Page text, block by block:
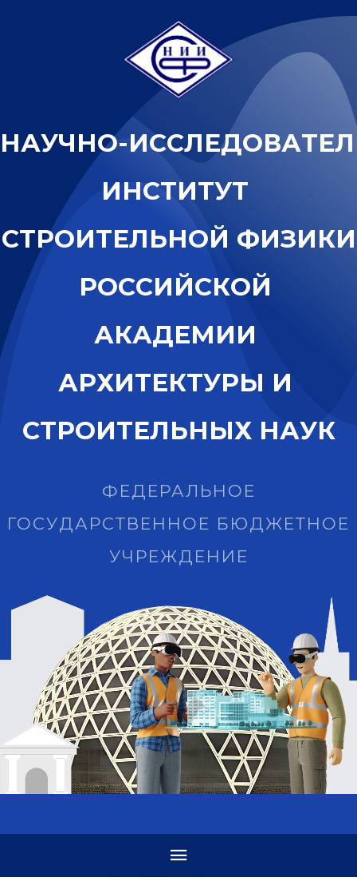
НАУЧНО-ИССЛЕДОВАТЕЛ
ИНСТИТУТ
СТРОИТЕЛЬНОЙ ФИЗИКИ
РОССИЙСКОЙ
АКАДЕМИИ
АРХИТЕКТУРЫ И
СТРОИТЕЛЬНЫХ НАУК
ФЕДЕРАЛЬНОЕ
ГОСУДАРСТВЕННОЕ БЮДЖЕТНОЕ
УЧРЕЖДЕНИЕ